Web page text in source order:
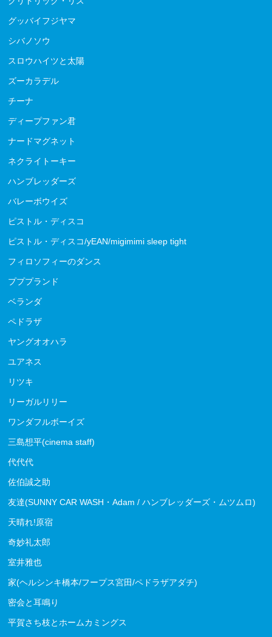
グッバイフジヤマ
シバノソウ
スロウハイツと太陽
ズーカラデル
チーナ
ディープファン君
ナードマグネット
ネクライトーキー
ハンブレッダーズ
バレーボウイズ
ピストル・ディスコ
ピストル・ディスコ/yEAN/migimimi sleep tight
フィロソフィーのダンス
プププランド
ベランダ
ペドラザ
ヤングオオハラ
ユアネス
リツキ
リーガルリリー
ワンダフルボーイズ
三島想平(cinema staff)
代代代
佐伯誠之助
友達(SUNNY CAR WASH・Adam / ハンブレッダーズ・ムツムロ)
天晴れ!原宿
奇妙礼太郎
室井雅也
家(ヘルシンキ橋本/フープス宮田/ペドラザアダチ)
密会と耳鳴り
平賀さち枝とホームカミングス